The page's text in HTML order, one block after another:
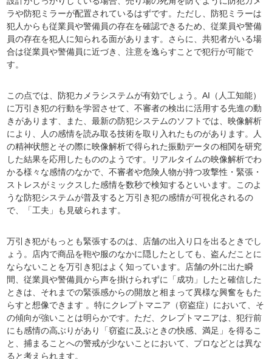
ラや防犯ミラーが配置されているはずです。ただし、防犯ミラーは
犯人からも従業員や警備員の存在を確認できるため、従業員や警備
員の存在を犯人に知られる面があります。さらに、共犯者がいる場
合は従業員や警備員に近づき、注意を逸らすことで犯行が可能で
す。
この点では、防犯カメラシステムが有効でしょう。AI（人工知能）
に万引き犯の行動を学習させて、不審者の検出に活用する先進の動
きがあります、また、最新の防犯システムのソフトでは、映像解析
により、人の感情を読み取る技術を取り入れたものがあります。人
の精神状態とその際に映像解析で得られた振動データの相関を研究
した結果を応用したもののようです。リアルタイムの映像解析でわ
かる様々な感情のなかで、不審者や危険人物が持つ攻撃性・緊張・
ストレスがミックスした感情を数秒で検知するといいます。このよ
うな防犯システムが普及すると万引き犯の感情が可視化されるの
で、「工夫」も見破られます。
万引き犯がもっとも緊張するのは、店舗の出入り口を出るときでし
ょう。店内で商品を鞄や服のなかに隠したとしても、盗んだことに
ならないことを万引き犯はよく知っています。店舗の外に出た瞬
間、従業員や警備員から声を掛けられずに「成功」したと確信した
ときは、それまでの緊張感からの開放と相まって異様な興奮をもた
らすと想像できます 。特にクレプトマニア（窃盗症）において、そ
の傾向が強いことは明らかです。ただ、クレプトマニアは、犯行前
にも感情の高ぶりがあり「窃盗に及ぶときの快感、満足」を得るこ
と、捕まることへの警戒が少ないことにおいて、プロなどとは異な
ると考えられます。